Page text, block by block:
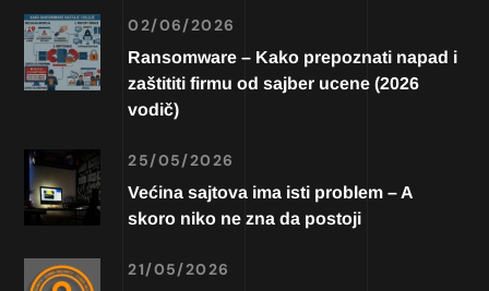
02/06/2026
Ransomware – Kako prepoznati napad i
zaštititi firmu od sajber ucene (2026
vodič)
25/05/2026
Većina sajtova ima isti problem – A
skoro niko ne zna da postoji
21/05/2026